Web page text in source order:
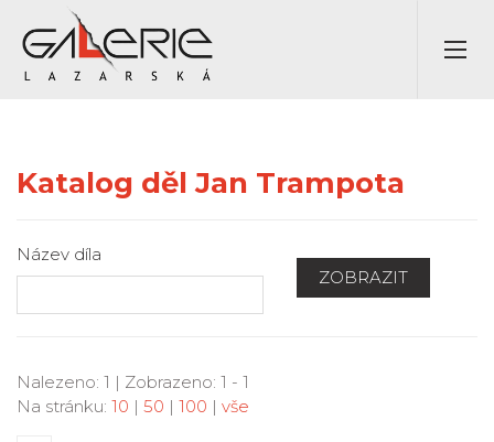
Katalog děl Jan Trampota
Název díla
ZOBRAZIT
Nalezeno: 1 | Zobrazeno: 1 - 1
Na stránku: 10 | 50 | 100 | vše